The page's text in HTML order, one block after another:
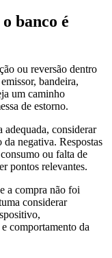
banco é
ou reversão dentro
bandeira,
um caminho
de estorno.
adequada, considerar
negativa. Respostas
ou falta de
pontos relevantes.
a compra não foi
considerar
comportamento da